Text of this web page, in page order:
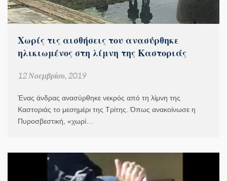
Χωρίς τις αισθήσεις του ανασύρθηκε
ηλικιωμένος στη λίμνη της Καστοριάς
12 Νοεμβρίου, 2019
Ένας άνδρας ανασύρθηκε νεκρός από τη λίμνη της
Καστοριάς το μεσημέρι της Τρίτης. Όπως ανακοίνωσε η
Πυροσβεστική, «χωρί…